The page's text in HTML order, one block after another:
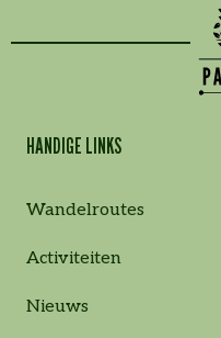
HANDIGE LINKS
Wandelroutes
Activiteiten
Nieuws